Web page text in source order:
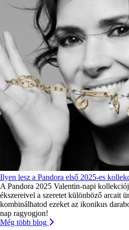
Ilyen lesz a Pandora első 2025-es
A Pandora 2025 Valentin-napi
ékszereivel a szeretet különböző arcait
kombinálhatod ezeket az ikonikus
nap ragyogjon!
Még több blog